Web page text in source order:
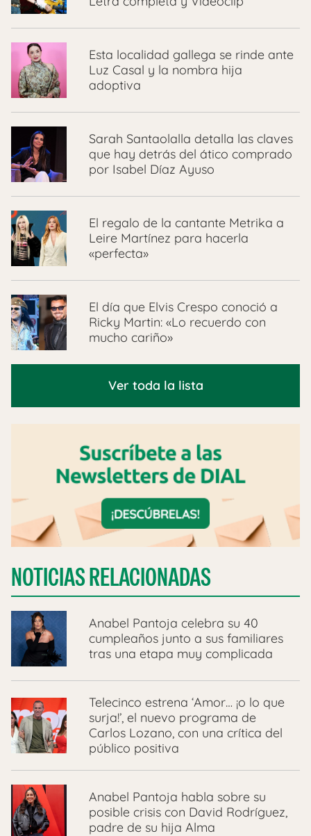
Esta localidad gallega se rinde ante
Luz Casal y la nombra hija
adoptiva
Sarah Santaolalla detalla las claves
que hay detrás del ático comprado
por Isabel Díaz Ayuso
El regalo de la cantante Metrika a
Leire Martínez para hacerla
«perfecta»
El día que Elvis Crespo conoció a
Ricky Martin: «Lo recuerdo con
mucho cariño»
Ver toda la lista
NOTICIAS RELACIONADAS
Anabel Pantoja celebra su 40
cumpleaños junto a sus familiares
tras una etapa muy complicada
Telecinco estrena ‘Amor… ¡o lo que
surja!’, el nuevo programa de
Carlos Lozano, con una crítica del
público positiva
Anabel Pantoja habla sobre su
posible crisis con David Rodríguez,
padre de su hija Alma